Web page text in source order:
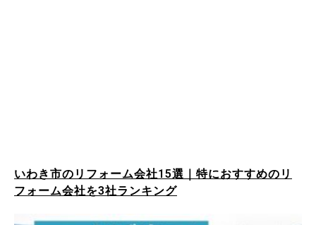
いわき市のリフォーム会社15選｜特におすすめのリ
フォーム会社を3社ランキング